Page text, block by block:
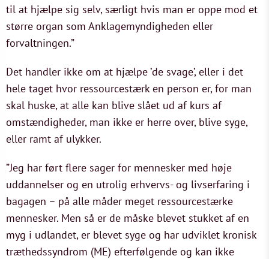
til at hjælpe sig selv, særligt hvis man er oppe mod et
større organ som Anklagemyndigheden eller
forvaltningen.”
Det handler ikke om at hjælpe ’de svage’, eller i det
hele taget hvor ressourcestærk en person er, for man
skal huske, at alle kan blive slået ud af kurs af
omstændigheder, man ikke er herre over, blive syge,
eller ramt af ulykker.
”Jeg har ført flere sager for mennesker med høje
uddannelser og en utrolig erhvervs- og livserfaring i
bagagen – på alle måder meget ressourcestærke
mennesker. Men så er de måske blevet stukket af en
myg i udlandet, er blevet syge og har udviklet kronisk
træthedssyndrom (ME) efterfølgende og kan ikke